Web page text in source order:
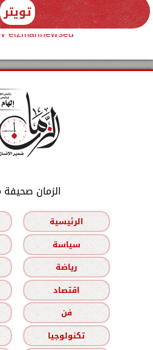
تويتر
elzmannewseg
الزمان
الرئيسية
سياسة
رياضة
اقتصاد
فن
تكنولوجيا